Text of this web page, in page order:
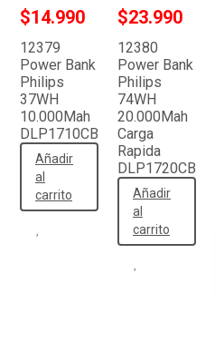
$14.990
12379
Power Bank
Philips
37WH
10.000Mah
DLP1710CB
Añadir
al
carrito
$23.990
12380
Power Bank
Philips
74WH
20.000Mah
Carga
Rapida
DLP1720CB
Añadir
al
carrito